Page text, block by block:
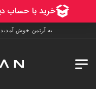
به آرتمن خوش آمدید. ارسال به سراسر ایران. 7